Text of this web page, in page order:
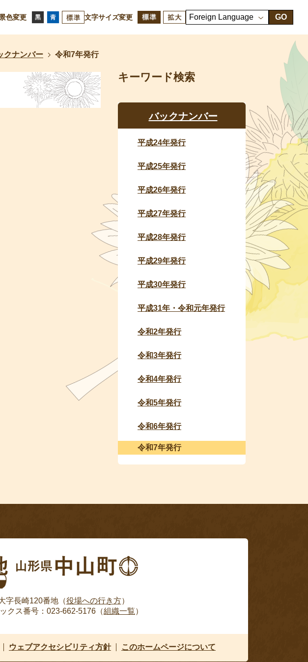
色変更 文字サイズ変更 GO
クナンバー 令和7年発行
キーワード検索
バックナンバー
平成24年発行
平成25年発行
平成26年発行
平成27年発行
平成28年発行
平成29年発行
平成30年発行
平成31年・令和元年発行
令和2年発行
令和3年発行
令和4年発行
令和5年発行
令和6年発行
令和7年発行
字長崎120番地（役場への行き方）
クス番号：023-662-5176（組織一覧）
ウェブアクセシビリティ方針 このホームページについて